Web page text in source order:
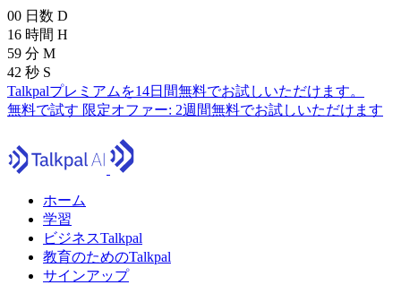
00 日数 D
16 時間 H
59 分 M
41 秒 S
Talkpalプレミアムを14日間無料でお試しいただけます。
無料で試す 限定オファー: 2週間無料でお試しいただけます
ホーム
学習
ビジネスTalkpal
教育のためのTalkpal
サインアップ